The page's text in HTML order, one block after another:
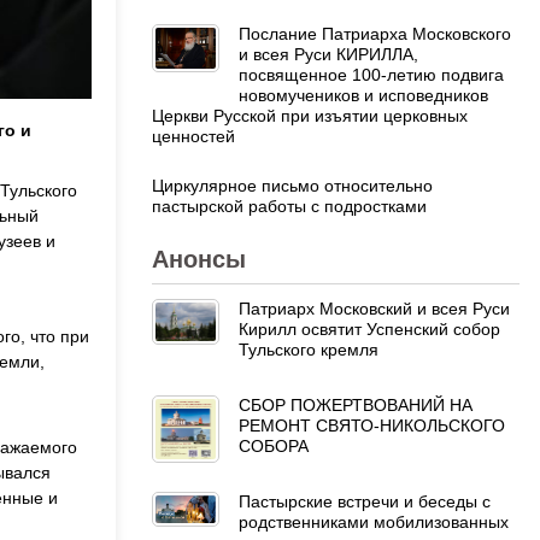
и
и
что при
и
Послание Патриарха Московского
и всея Руси КИРИЛЛА,
посвященное 100-летию подвига
новомучеников и исповедников
Церкви Русской при изъятии церковных
ценностей
Циркулярное письмо относительно
пастырской работы с подростками
Анонсы
Патриарх Московский и всея Руси
Кирилл освятит Успенский собор
Тульского кремля
СБОР ПОЖЕРТВОВАНИЙ НА
РЕМОНТ СВЯТО-НИКОЛЬСКОГО
СОБОРА
Пастырские встречи и беседы с
родственниками мобилизованных